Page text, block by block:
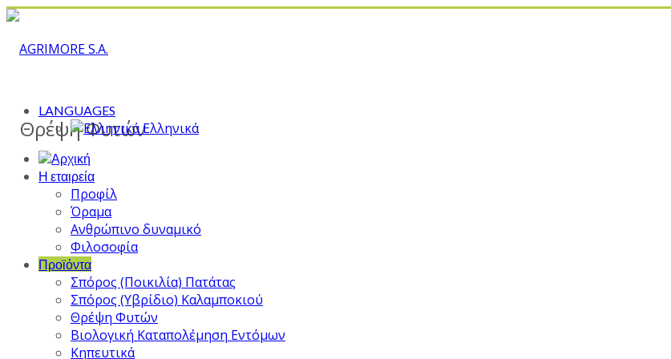
LANGUAGES
Ελληνικά
Η εταιρεία
Προφίλ
Όραμα
Ανθρώπινο δυναμικό
Φιλοσοφία
Προϊόντα
Σπόρος (Ποικιλία) Πατάτας
Σπόρος (Υβρίδιο) Καλαμποκιού
Θρέψη Φυτών
Βιολογική Καταπολέμηση Εντόμων
Κηπευτικά
Θρέψη Φυτών